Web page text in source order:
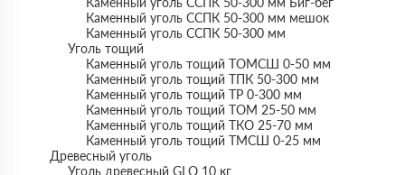
Каменный уголь ССПК 50-300 мм мешок
Каменный уголь ССПК 50-300 мм
Уголь тощий
Каменный уголь тощий ТОМСШ 0-50 мм
Каменный уголь тощий ТПК 50-300 мм
Каменный уголь тощий ТР 0-300 мм
Каменный уголь тощий ТОМ 25-50 мм
Каменный уголь тощий ТКО 25-70 мм
Каменный уголь тощий ТМСШ 0-25 мм
Древесный уголь
Уголь древесный GLQ 10 кг